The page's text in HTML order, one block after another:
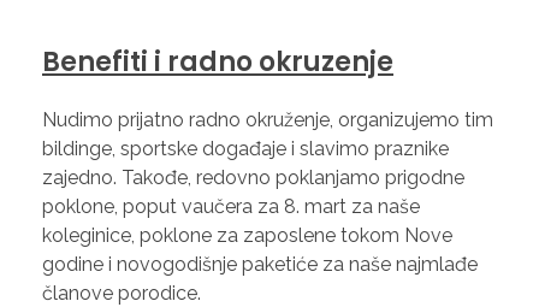
Benefiti i radno okruzenje
Nudimo prijatno radno okruženje, organizujemo tim
bildinge, sportske događaje i slavimo praznike
zajedno. Takođe, redovno poklanjamo prigodne
poklone, poput vaučera za 8. mart za naše
koleginice, poklone za zaposlene tokom Nove
godine i novogodišnje paketiće za naše najmlađe
članove porodice.